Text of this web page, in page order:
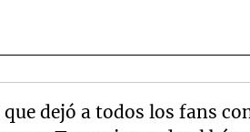
que dejó a todos los fans